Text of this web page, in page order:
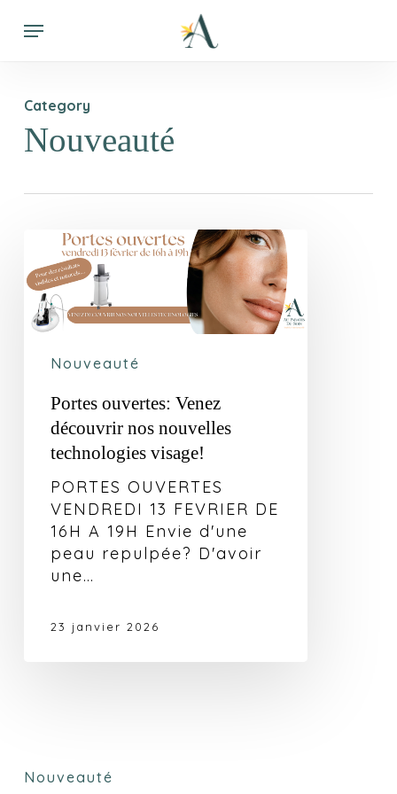
Menu
Category
Nouveauté
Nouveauté
Portes ouvertes: Venez
découvrir nos nouvelles
technologies visage!
PORTES OUVERTES
VENDREDI 13 FEVRIER DE
16H A 19H Envie d'une
peau repulpée? D'avoir
une…
23 janvier 2026
Nouveauté